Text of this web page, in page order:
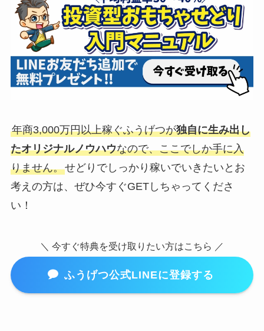
年商3,000万円以上稼ぐふうげつが独自に生み出し
たオリジナルノウハウなので、ここでしか手に入
りません。せどりでしっかり稼いでいきたいとお
考えの方は、ぜひ今すぐGETしちゃってくださ
い！
＼ 今すぐ特典を受け取りたい方はこちら ／
ふうげつ公式LINEに登録する